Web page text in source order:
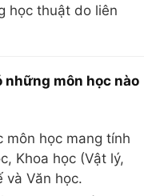
học thuật do liên
những môn học nào
môn học mang tính
Khoa học (Vật lý,
và Văn học.